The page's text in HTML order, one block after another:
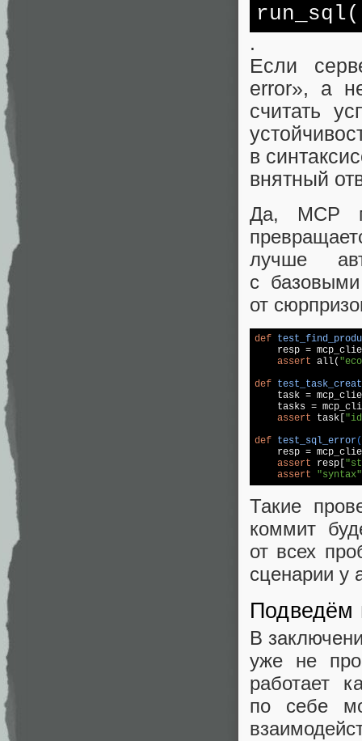
run_sql(
.
Если
error», а
считать
в
внятный
Да, MCP
лучше
с
от
def
resp =
assert all(
def
task =
tasks =
assert task[
def test_sql_error
resp =
assert resp[
assert
"syntax"
Такие
коммит
от всех
сценарии у
Подведём
В
уже не
работает
по себе